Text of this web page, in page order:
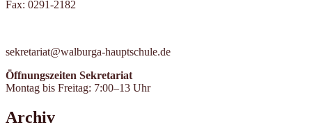
Fax: 0291-2182
sekretariat@walburga-hauptschule.de
Öffnungszeiten Sekretariat
Montag bis Freitag: 7:00–13 Uhr
Archiv